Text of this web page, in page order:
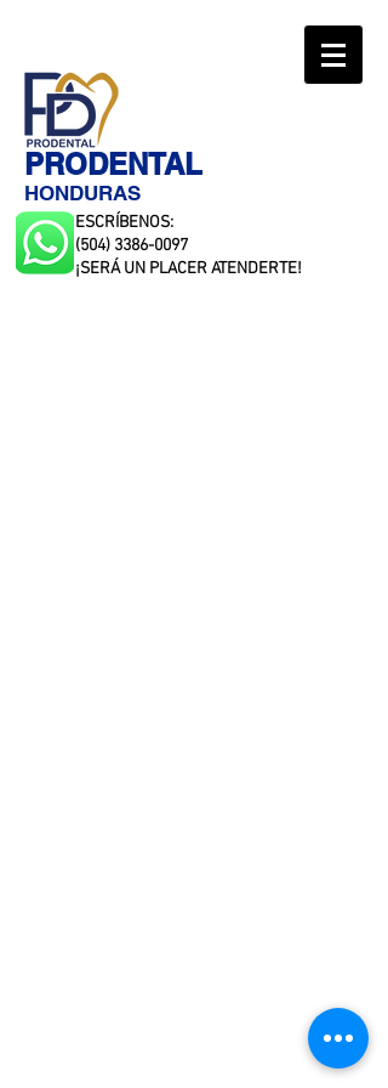
PRODENTAL
HONDURAS
ESCRÍBENOS:
(504) 3386-0097
¡SERÁ UN PLACER ATENDERTE!